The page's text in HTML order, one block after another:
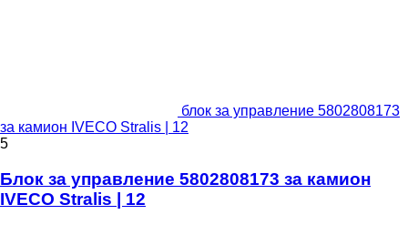
блок за управление 5802808173
за камион IVECO Stralis | 12
5
Блок за управление 5802808173 за камион
IVECO Stralis | 12